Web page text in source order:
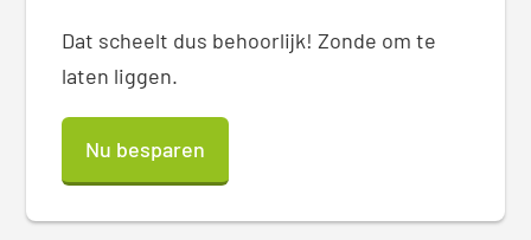
Dat scheelt dus behoorlijk! Zonde om te
laten liggen.
Nu besparen